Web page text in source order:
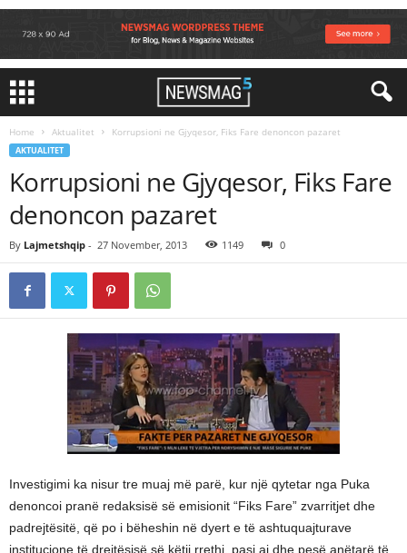
Home Aktualitet Korrupsioni ne Gjyqesor, Fiks Fare denoncon pazaret
AKTUALITET
Korrupsioni ne Gjyqesor, Fiks Fare
denoncon pazaret
By Lajmetshqip - 27 November, 2013 1149 0
Investigimi ka nisur tre muaj më parë, kur një qytetar nga Puka
denoncoi pranë redaksisë së emisionit “Fiks Fare” zvarritjet dhe
padrejtësitë, që po i bëheshin në dyert e të ashtuquajturave
institucione të drejtësisë së këtij rrethi, pasi ai dhe pesë anëtarë të